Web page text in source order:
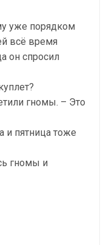
уже порядком
всё время
он спросил
гномы. – Это
и пятница тоже
гномы и